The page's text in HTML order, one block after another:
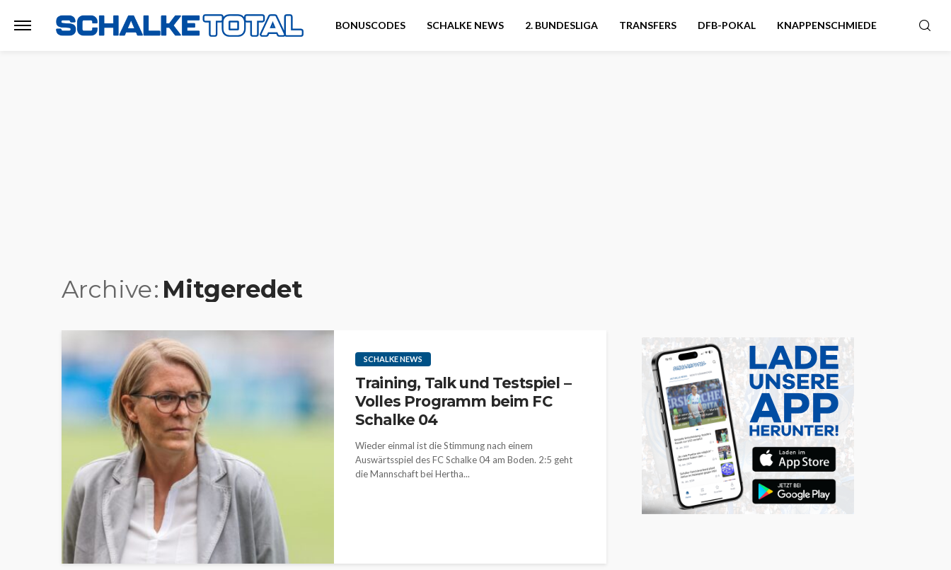
BONUSCODES SCHALKE NEWS 2. BUNDESLIGA TRANSFERS DFB-POKAL KNAPPENSCHMIEDE
Archive Mitgeredet
SCHALKE NEWS
Training, Talk und Testspiel –
Volles Programm beim FC
Schalke 04
Wieder einmal ist die Stimmung nach einem
Auswärtsspiel des FC Schalke 04 am Boden. 2:5 geht
die Mannschaft bei Hertha...